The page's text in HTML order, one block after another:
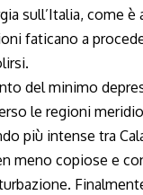
sull’Italia, come
faticano a
del minimo
le regioni
più intense tra
meno copiose e